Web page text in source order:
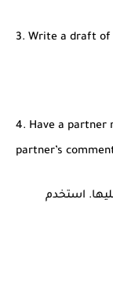
3. Write a draft of
4. Have a partner
partner’s
استخدم